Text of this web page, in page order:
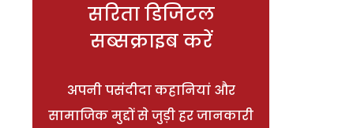
सरिता डिजिटल
सब्सक्राइब करें
अपनी पसंदीदा कहानियां और
सामाजिक मुद्दों से जुड़ी हर जानकारी